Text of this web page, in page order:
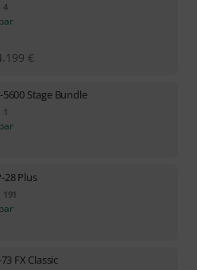
4
€
5600 Stage Bundle
1
28 Plus
191
FX Classic